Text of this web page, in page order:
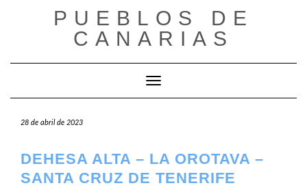
PUEBLOS DE
CANARIAS
Cambiar modo de navegación
28 de abril de 2023
DEHESA ALTA – LA OROTAVA –
SANTA CRUZ DE TENERIFE